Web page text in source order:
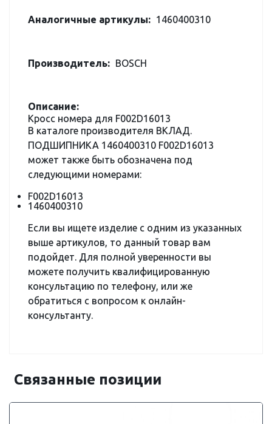
Аналогичные артикулы: 1460400310
Производитель: BOSCH
Описание:
Кросс номера для F002D16013
В каталоге производителя ВКЛАД.
ПОДШИПНИКА 1460400310 F002D16013
может также быть обозначена под
следующими номерами:
F002D16013
1460400310
Если вы ищете изделие с одним из указанных
выше артикулов, то данный товар вам
подойдет. Для полной уверенности вы
можете получить квалифицированную
консультацию по телефону, или же
обратиться с вопросом к онлайн-
консультанту.
Связанные позиции